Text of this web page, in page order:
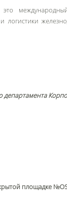
и логистики
департамента
площадке